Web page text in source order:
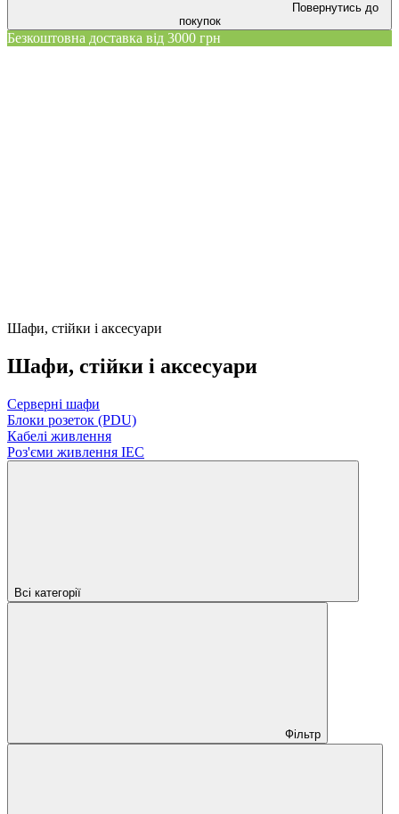
Повернутись до
покупок
Безкоштовна доставка від 3000 грн
Шафи, стійки і аксесуари
Шафи, стійки і аксесуари
Серверні шафи
Блоки розеток (PDU)
Кабелі живлення
Роз'єми живлення IEC
Всі категорії
Фільтр